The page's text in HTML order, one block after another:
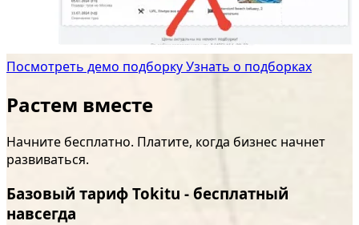
Посмотреть демо подборкуУзнать о подборках
Растем вместе
Начните бесплатно. Платите, когда бизнес начнет
развиваться.
Базовый тариф Tokitu - бесплатный
навсегда